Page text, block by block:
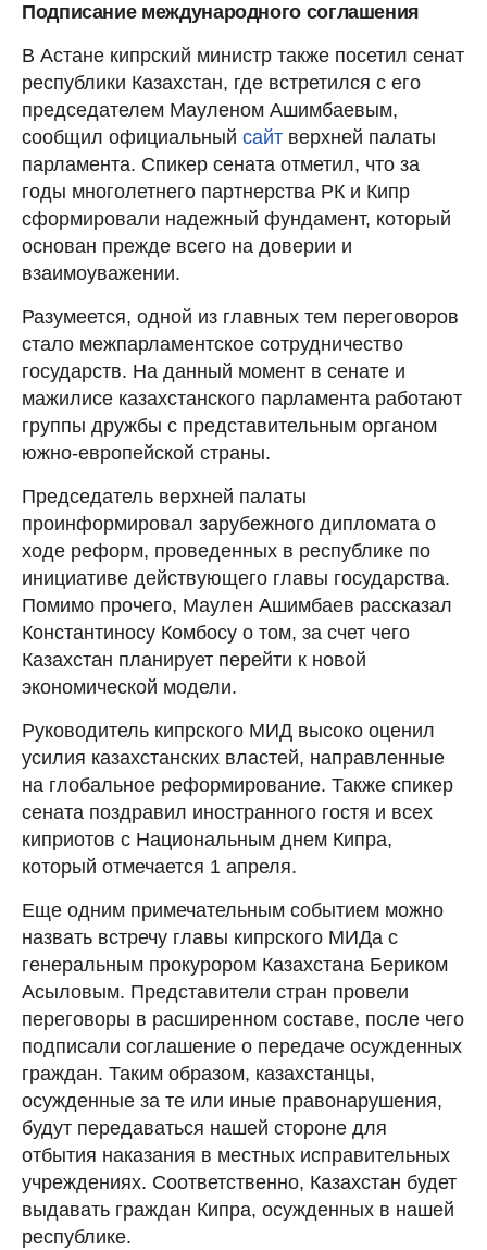
Подписание международного соглашения
В Астане кипрский министр также посетил сенат
республики Казахстан, где встретился с его
председателем Мауленом Ашимбаевым,
сообщил официальный сайт верхней палаты
парламента. Спикер сената отметил, что за
годы многолетнего партнерства РК и Кипр
сформировали надежный фундамент, который
основан прежде всего на доверии и
взаимоуважении.
Разумеется, одной из главных тем переговоров
стало межпарламентское сотрудничество
государств. На данный момент в сенате и
мажилисе казахстанского парламента работают
группы дружбы с представительным органом
южно-европейской страны.
Председатель верхней палаты
проинформировал зарубежного дипломата о
ходе реформ, проведенных в республике по
инициативе действующего главы государства.
Помимо прочего, Маулен Ашимбаев рассказал
Константиносу Комбосу о том, за счет чего
Казахстан планирует перейти к новой
экономической модели.
Руководитель кипрского МИД высоко оценил
усилия казахстанских властей, направленные
на глобальное реформирование. Также спикер
сената поздравил иностранного гостя и всех
киприотов с Национальным днем Кипра,
который отмечается 1 апреля.
Еще одним примечательным событием можно
назвать встречу главы кипрского МИДа с
генеральным прокурором Казахстана Бериком
Асыловым. Представители стран провели
переговоры в расширенном составе, после чего
подписали соглашение о передаче осужденных
граждан. Таким образом, казахстанцы,
осужденные за те или иные правонарушения,
будут передаваться нашей стороне для
отбытия наказания в местных исправительных
учреждениях. Соответственно, Казахстан будет
выдавать граждан Кипра, осужденных в нашей
республике.